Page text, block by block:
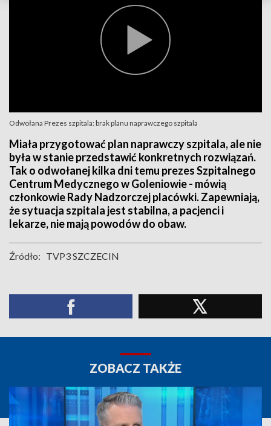
Odwołana Prezes szpitala: brak planu naprawczego szpitala
Miała przygotować plan naprawczy szpitala, ale nie
była w stanie przedstawić konkretnych rozwiązań.
Tak o odwołanej kilka dni temu prezes Szpitalnego
Centrum Medycznego w Goleniowie - mówią
członkowie Rady Nadzorczej placówki. Zapewniają,
że sytuacja szpitala jest stabilna, a pacjenci i
lekarze, nie mają powodów do obaw.
Źródło: TVP3 SZCZECIN
ZOBACZ TAKŻE